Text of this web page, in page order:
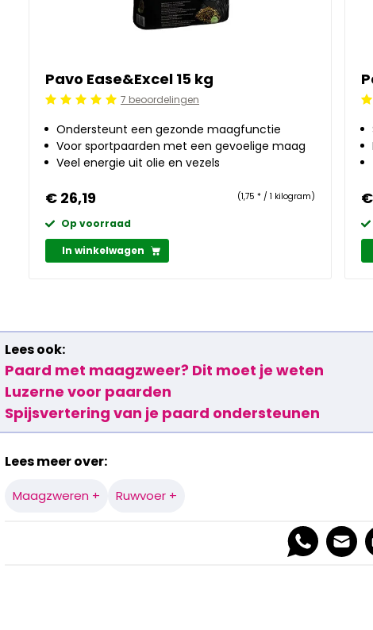
Pavo Ease&Excel 15 kg
Beoordeling: 5/57 beoordelingen
Ondersteunt een gezonde maagfunctie
Voor sportpaarden met een gevoelige maag
Veel energie uit olie en vezels
€ 26,19 (1,75 * / 1 kilogram)
Op voorraad
In winkelwagen
Lees ook:
Paard met maagzweer? Dit moet je weten
Luzerne voor paarden
Spijsvertering van je paard ondersteunen
Lees meer over:
Maagzweren + Ruwvoer +